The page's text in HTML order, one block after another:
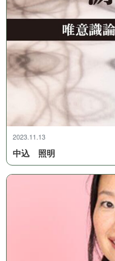
2023.11.13
中 込 照 明